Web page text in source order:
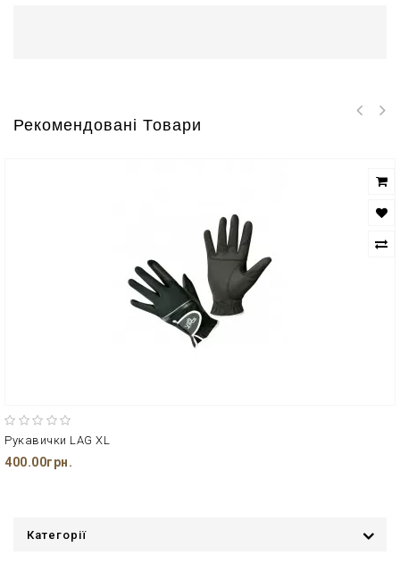
Рекомендовані Товари
Рукавички LAG XL
400.00грн.
Категорії